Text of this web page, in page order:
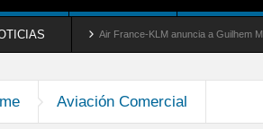
Air France-KLM anuncia a Guilhem Mallet como
Aviación Comercial